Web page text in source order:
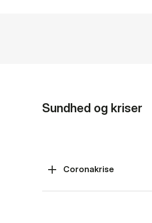
Sundhed og kriser
Coronakrise